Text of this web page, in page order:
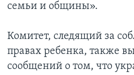
семьи и общины».
Комитет, следящий за
правах ребенка, также
сообщений о том, что